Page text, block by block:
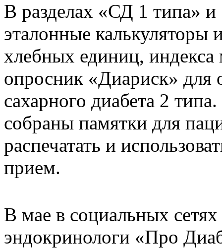
В разделах «СД 1 типа»
эталонные калькуляторы
хлебных единиц,
опросник «Диариск» для
сахарного диабета 2
собраны памятки для
распечатать и
прием.
В мае в социальных
эндокринологи «Про